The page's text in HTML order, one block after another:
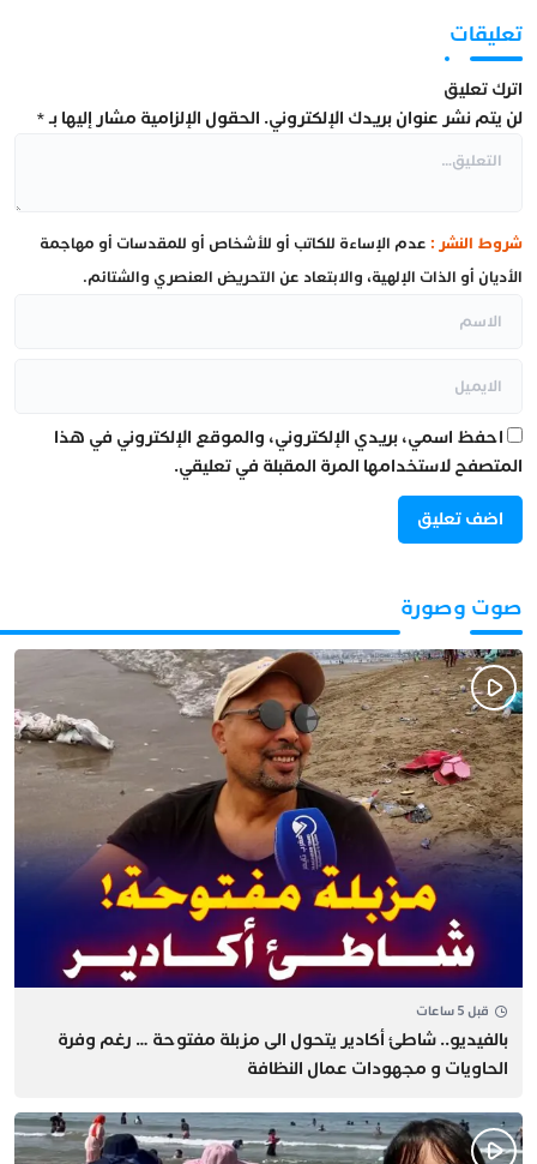
تعليقات
اترك تعليق
لن يتم نشر عنوان بريدك الإلكتروني. الحقول الإلزامية مشار إليها بـ*
شروط النشر : عدم الإساءة للكاتب أو للأشخاص أو للمقدسات أو مهاجمة
الأديان أو الذات الإلهية، والابتعاد عن التحريض العنصري والشتائم.
احفظ اسمي، بريدي الإلكتروني، والموقع الإلكتروني في هذا
المتصفح لاستخدامها المرة المقبلة في تعليقي.
صوت وصورة
قبل 5 ساعات
بالفيديو.. شاطئ أكادير يتحول الى مزبلة مفتوحة … رغم وفرة
الحاويات و مجهودات عمال النظافة